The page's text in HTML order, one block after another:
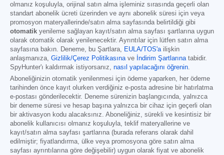
olmanız koşuluyla, orijinal satın alma işleminiz sırasında geçerli olan
standart abonelik ücreti üzerinden ve aynı abonelik süresi için veya
promosyon materyallerinde/satın alma sayfasında belirtildiği gibi
otomatik yenileme sağlayan kayıt/satın alma sayfası şartlarına uygun
olarak otomatik olarak yenilenecektir. Ayrıntılar için lütfen satın alma
sayfasına bakın. Deneme, bu Şartlara, EULA/TOS'ailişkin
anlaşmanıza, Gizlilik/Çerez Politikasınave İndirim Şartlarınatabidir.
SpyHunter'ı kaldırmak istiyorsanız, nasıl yapılacağını öğrenin.
Aboneliğinizin otomatik yenilenmesi için ödeme yaparken, her ödeme
tarihinden önce kayıt olurken verdiğiniz e-posta adresine bir hatırlatma
e-postası gönderilecektir. Deneme sürenizin başlangıcında, yalnızca
bir deneme süresi ve hesap başına yalnızca bir cihaz için geçerli olan
bir aktivasyon kodu alacaksınız. Aboneliğiniz, sürekli ve kesintisiz bir
abonelik kullanıcısı olmanız koşuluyla, teklif materyallerine ve
kayıt/satın alma sayfası şartlarına (burada referans olarak dahil
edilmiştir; fiyatlandırma, ülke veya promosyona göre satın alma
sayfası ayrıntılarına göre değişebilir) uygun olarak fiyat ve abonelik